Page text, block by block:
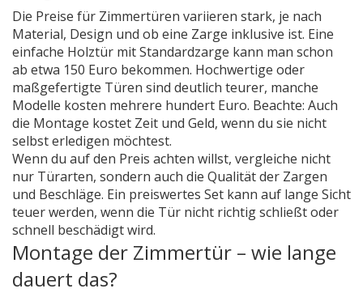
Die Preise für Zimmertüren variieren stark, je nach
Material, Design und ob eine Zarge inklusive ist. Eine
einfache Holztür mit Standardzarge kann man schon
ab etwa 150 Euro bekommen. Hochwertige oder
maßgefertigte Türen sind deutlich teurer, manche
Modelle kosten mehrere hundert Euro. Beachte: Auch
die Montage kostet Zeit und Geld, wenn du sie nicht
selbst erledigen möchtest.
Wenn du auf den Preis achten willst, vergleiche nicht
nur Türarten, sondern auch die Qualität der Zargen
und Beschläge. Ein preiswertes Set kann auf lange Sicht
teuer werden, wenn die Tür nicht richtig schließt oder
schnell beschädigt wird.
Montage der Zimmertür – wie lange
dauert das?